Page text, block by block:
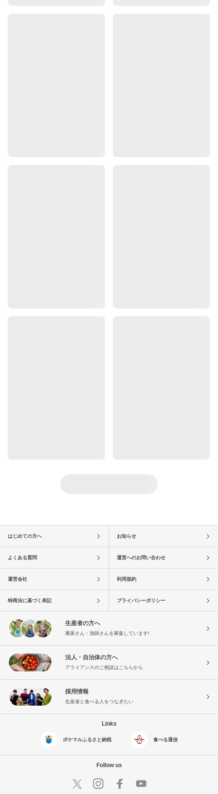
はじめての方へ お知らせ
よくある質問 運営へのお問い合わせ
運営会社 利用規約
特商法に基づく表記 プライバシーポリシー
生産者の方へ
農家さん・漁師さんを募集しています!
法人・自治体の方へ
アライアンスのご相談はこちらから
採用情報
生産者と食べる人をつなぎたい
Links
ポケマルふるさと納税 食べる通信
Follow us